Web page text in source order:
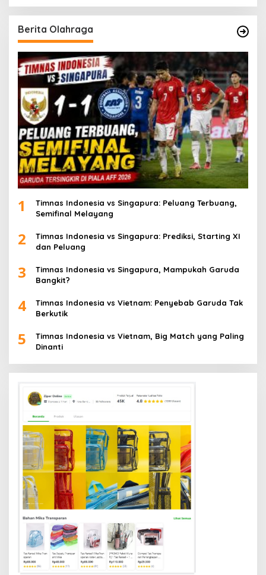
Berita Olahraga
1
Timnas Indonesia vs Singapura: Peluang Terbuang,
Semifinal Melayang
2
Timnas Indonesia vs Singapura: Prediksi, Starting XI
dan Peluang
3
Timnas Indonesia vs Singapura, Mampukah Garuda
Bangkit?
4
Timnas Indonesia vs Vietnam: Penyebab Garuda Tak
Berkutik
5
Timnas Indonesia vs Vietnam, Big Match yang Paling
Dinanti